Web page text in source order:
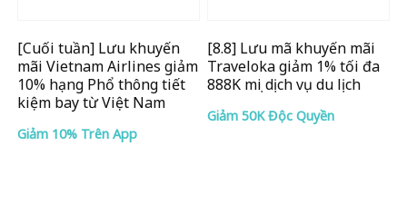
[Cuối tuần] Lưu khuyến
mãi Vietnam Airlines giảm
10% hạng Phổ thông tiết
kiệm bay từ Việt Nam
Giảm 10% Trên App
[8.8] Lưu mã khuyến mãi
Traveloka giảm 1% tối đa
888K mọi dịch vụ du lịch
Giảm 50K Độc Quyền